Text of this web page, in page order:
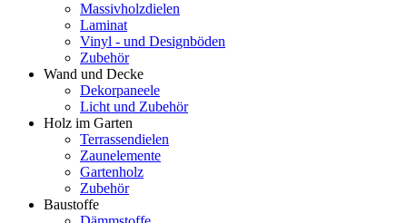
Massivholzdielen
Laminat
Vinyl - und Designböden
Zubehör
Wand und Decke
Dekorpaneele
Licht und Zubehör
Holz im Garten
Terrassendielen
Zaunelemente
Gartenholz
Zubehör
Baustoffe